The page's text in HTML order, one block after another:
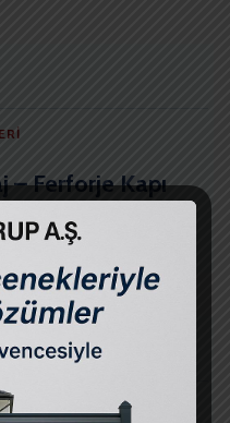
– Ferforje Kapı